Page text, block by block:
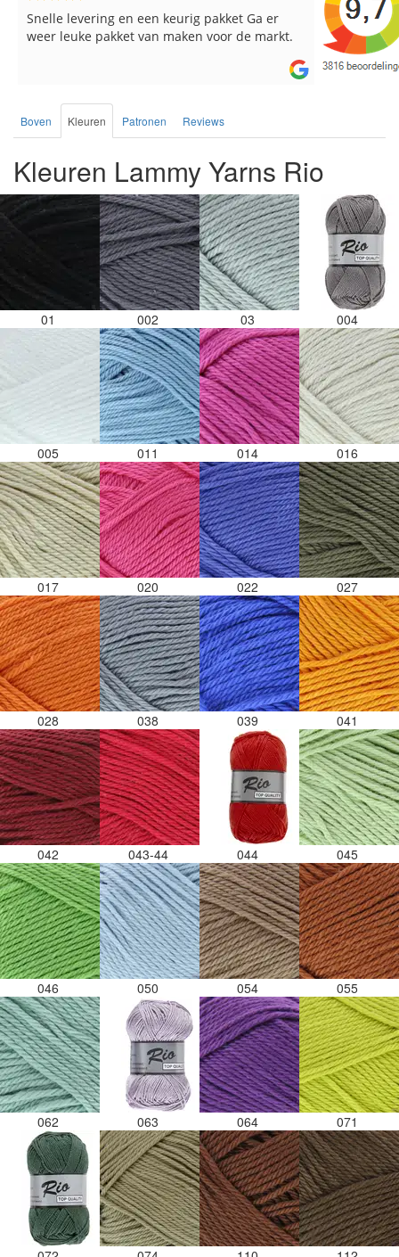
Reeds meerdere keren breigaren en
breinaalden besteld, altijd heel tevreden over
Snelle
Boven Kleuren Patronen Reviews
Kleuren Lammy Yarns Rio
01 002 03 004
005 011 014 016
017 020 022 027
028 038 039 041
042 043-44 044 045
046 050 054 055
062 063 064 071